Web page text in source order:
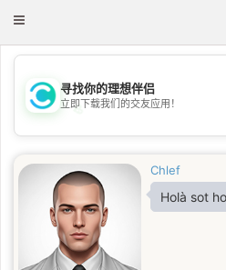
Toggle
💖
寻找你的理想伴侣
立即下载我们的交友应用！
Chlef
Holà sot